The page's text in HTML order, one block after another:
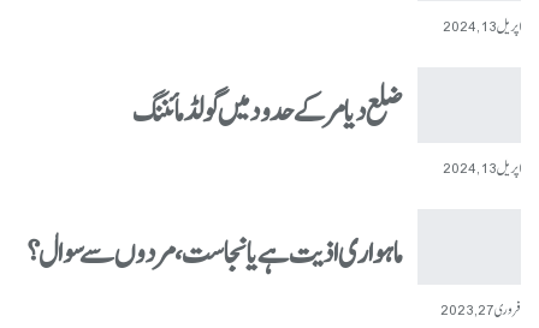
اپریل 13, 2024
ضلع دیامر کے حدود میں گولڈ مائننگ
اپریل 13, 2024
ماہواری اذیت ہے یا نجاست، مردوں سے سوال؟
فروری 27, 2023